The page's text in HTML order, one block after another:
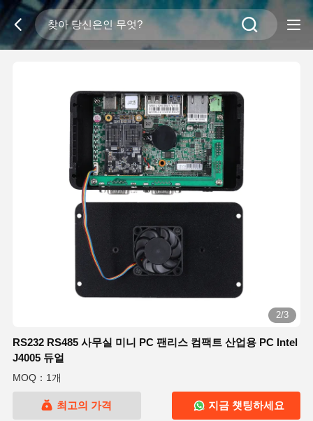
2/3
RS232 RS485 사무실 미니 PC 팬리스 컴팩트 산업용 PC Intel
J4005 듀얼
MOQ：1개
최고의 가격 지금 챗팅하세요